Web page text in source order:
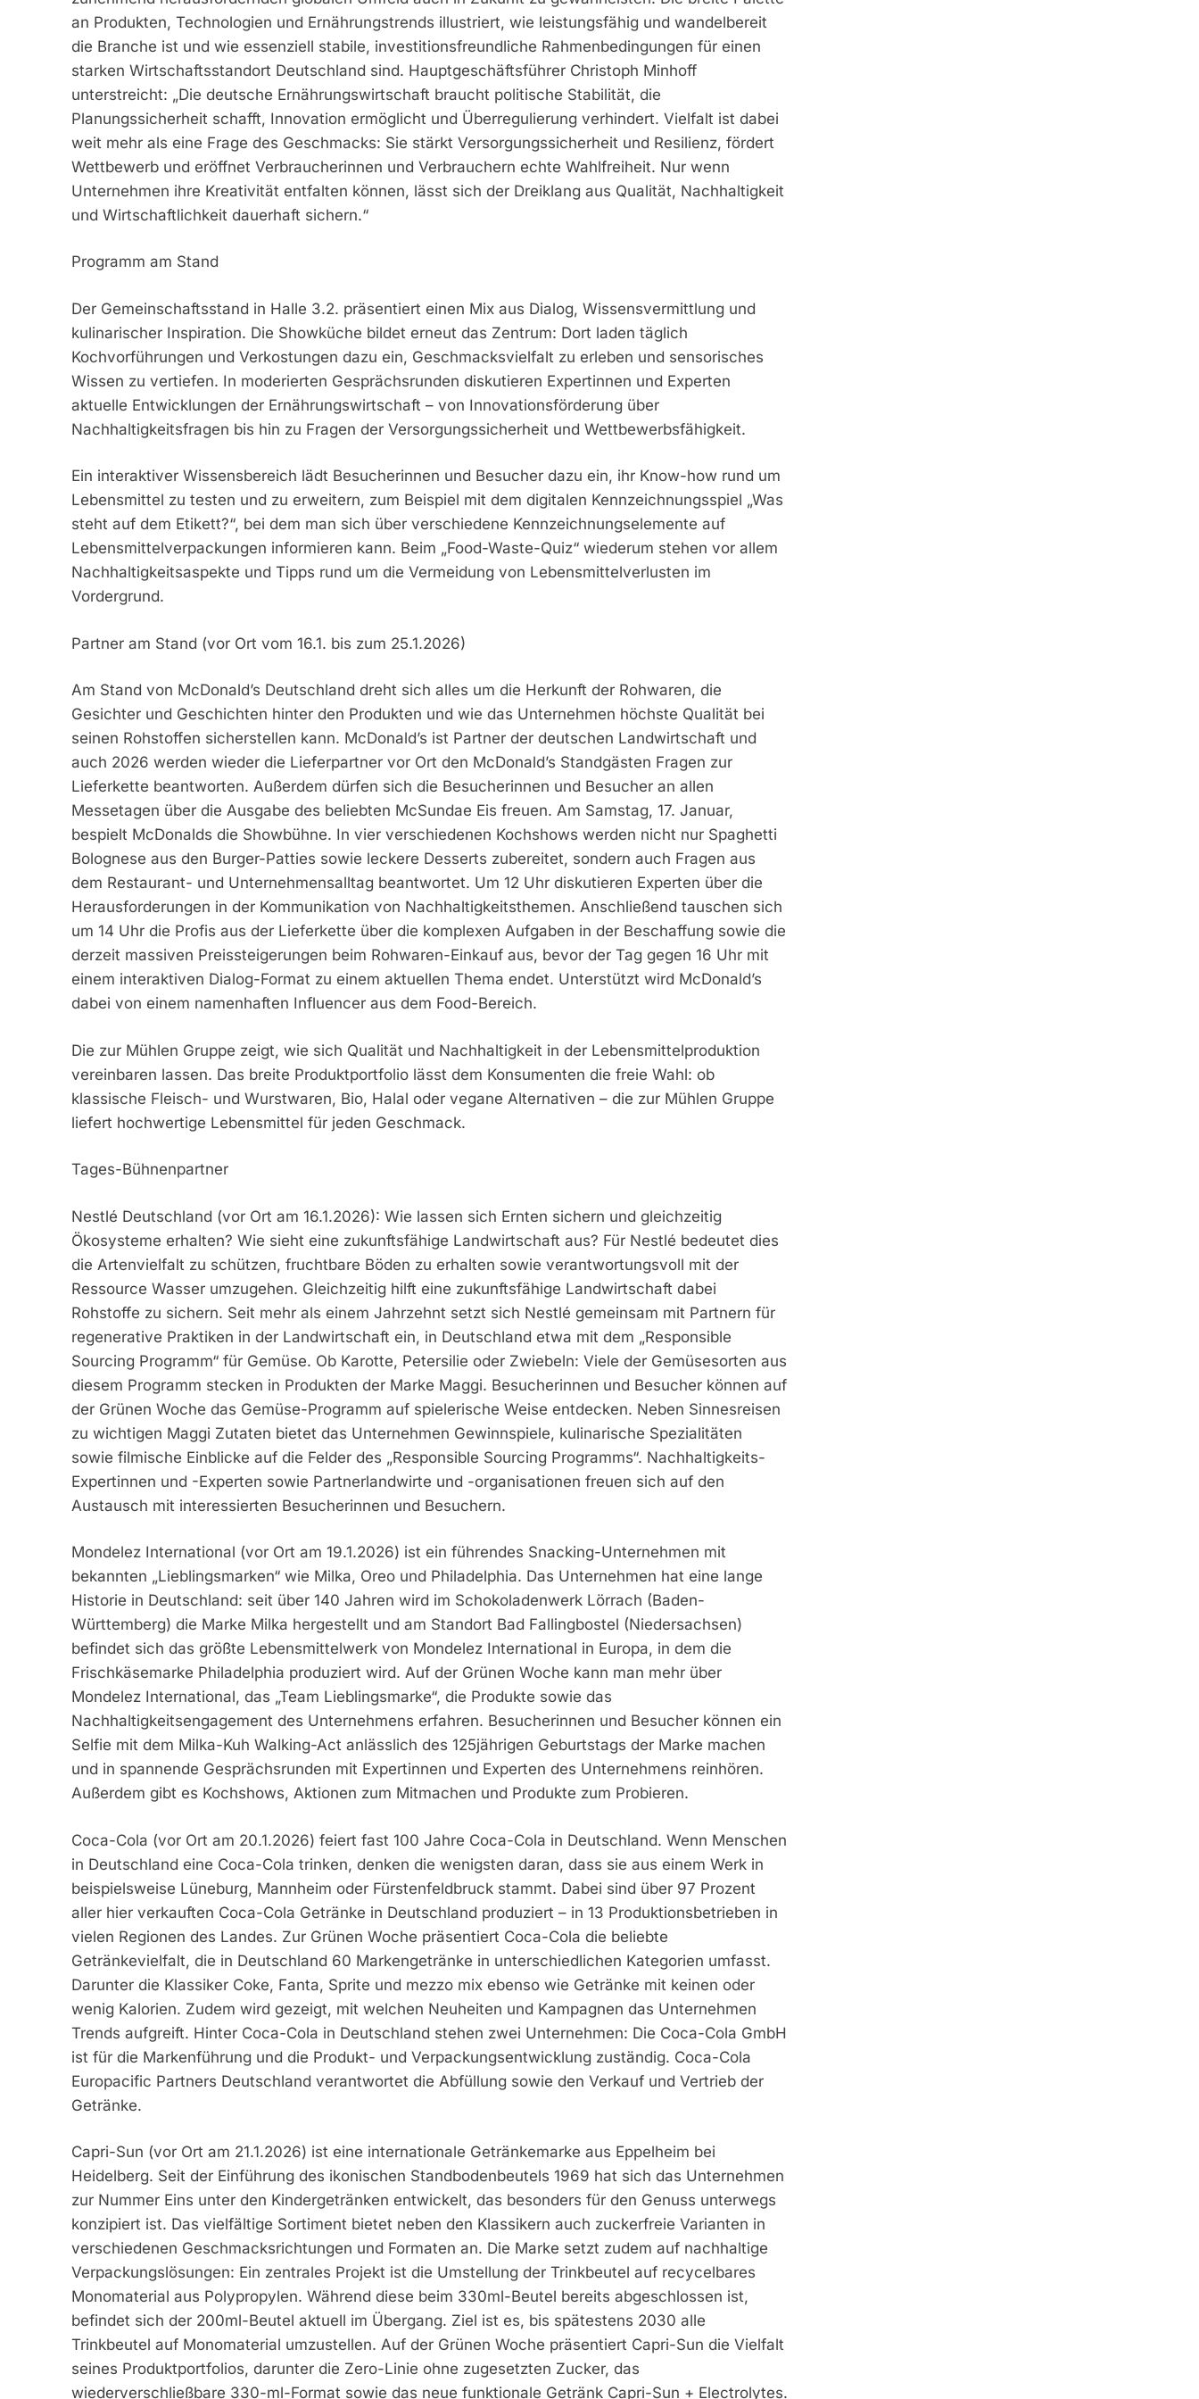
an Produkten, Technologien und Ernährungstrends illustriert, wie leistungsfähig und wandelbereit
die Branche ist und wie essenziell stabile, investitionsfreundliche Rahmenbedingungen für einen
starken Wirtschaftsstandort Deutschland sind. Hauptgeschäftsführer Christoph Minhoff
unterstreicht: „Die deutsche Ernährungswirtschaft braucht politische Stabilität, die
Planungssicherheit schafft, Innovation ermöglicht und Überregulierung verhindert. Vielfalt ist dabei
weit mehr als eine Frage des Geschmacks: Sie stärkt Versorgungssicherheit und Resilienz, fördert
Wettbewerb und eröffnet Verbraucherinnen und Verbrauchern echte Wahlfreiheit. Nur wenn
Unternehmen ihre Kreativität entfalten können, lässt sich der Dreiklang aus Qualität, Nachhaltigkeit
und Wirtschaftlichkeit dauerhaft sichern.“
Programm am Stand
Der Gemeinschaftsstand in Halle 3.2. präsentiert einen Mix aus Dialog, Wissensvermittlung und
kulinarischer Inspiration. Die Showküche bildet erneut das Zentrum: Dort laden täglich
Kochvorführungen und Verkostungen dazu ein, Geschmacksvielfalt zu erleben und sensorisches
Wissen zu vertiefen. In moderierten Gesprächsrunden diskutieren Expertinnen und Experten
aktuelle Entwicklungen der Ernährungswirtschaft – von Innovationsförderung über
Nachhaltigkeitsfragen bis hin zu Fragen der Versorgungssicherheit und Wettbewerbsfähigkeit.
Ein interaktiver Wissensbereich lädt Besucherinnen und Besucher dazu ein, ihr Know-how rund um
Lebensmittel zu testen und zu erweitern, zum Beispiel mit dem digitalen Kennzeichnungsspiel „Was
steht auf dem Etikett?“, bei dem man sich über verschiedene Kennzeichnungselemente auf
Lebensmittelverpackungen informieren kann. Beim „Food-Waste-Quiz“ wiederum stehen vor allem
Nachhaltigkeitsaspekte und Tipps rund um die Vermeidung von Lebensmittelverlusten im
Vordergrund.
Partner am Stand (vor Ort vom 16.1. bis zum 25.1.2026)
Am Stand von McDonald’s Deutschland dreht sich alles um die Herkunft der Rohwaren, die
Gesichter und Geschichten hinter den Produkten und wie das Unternehmen höchste Qualität bei
seinen Rohstoffen sicherstellen kann. McDonald’s ist Partner der deutschen Landwirtschaft und
auch 2026 werden wieder die Lieferpartner vor Ort den McDonald’s Standgästen Fragen zur
Lieferkette beantworten. Außerdem dürfen sich die Besucherinnen und Besucher an allen
Messetagen über die Ausgabe des beliebten McSundae Eis freuen. Am Samstag, 17. Januar,
bespielt McDonalds die Showbühne. In vier verschiedenen Kochshows werden nicht nur Spaghetti
Bolognese aus den Burger-Patties sowie leckere Desserts zubereitet, sondern auch Fragen aus
dem Restaurant- und Unternehmensalltag beantwortet. Um 12 Uhr diskutieren Experten über die
Herausforderungen in der Kommunikation von Nachhaltigkeitsthemen. Anschließend tauschen sich
um 14 Uhr die Profis aus der Lieferkette über die komplexen Aufgaben in der Beschaffung sowie die
derzeit massiven Preissteigerungen beim Rohwaren-Einkauf aus, bevor der Tag gegen 16 Uhr mit
einem interaktiven Dialog-Format zu einem aktuellen Thema endet. Unterstützt wird McDonald’s
dabei von einem namenhaften Influencer aus dem Food-Bereich.
Die zur Mühlen Gruppe zeigt, wie sich Qualität und Nachhaltigkeit in der Lebensmittelproduktion
vereinbaren lassen. Das breite Produktportfolio lässt dem Konsumenten die freie Wahl: ob
klassische Fleisch- und Wurstwaren, Bio, Halal oder vegane Alternativen – die zur Mühlen Gruppe
liefert hochwertige Lebensmittel für jeden Geschmack.
Tages-Bühnenpartner
Nestlé Deutschland (vor Ort am 16.1.2026): Wie lassen sich Ernten sichern und gleichzeitig
Ökosysteme erhalten? Wie sieht eine zukunftsfähige Landwirtschaft aus? Für Nestlé bedeutet dies
die Artenvielfalt zu schützen, fruchtbare Böden zu erhalten sowie verantwortungsvoll mit der
Ressource Wasser umzugehen. Gleichzeitig hilft eine zukunftsfähige Landwirtschaft dabei
Rohstoffe zu sichern. Seit mehr als einem Jahrzehnt setzt sich Nestlé gemeinsam mit Partnern für
regenerative Praktiken in der Landwirtschaft ein, in Deutschland etwa mit dem „Responsible
Sourcing Programm“ für Gemüse. Ob Karotte, Petersilie oder Zwiebeln: Viele der Gemüsesorten aus
diesem Programm stecken in Produkten der Marke Maggi. Besucherinnen und Besucher können auf
der Grünen Woche das Gemüse-Programm auf spielerische Weise entdecken. Neben Sinnesreisen
zu wichtigen Maggi Zutaten bietet das Unternehmen Gewinnspiele, kulinarische Spezialitäten
sowie filmische Einblicke auf die Felder des „Responsible Sourcing Programms“. Nachhaltigkeits-
Expertinnen und -Experten sowie Partnerlandwirte und -organisationen freuen sich auf den
Austausch mit interessierten Besucherinnen und Besuchern.
Mondelez International (vor Ort am 19.1.2026) ist ein führendes Snacking-Unternehmen mit
bekannten „Lieblingsmarken“ wie Milka, Oreo und Philadelphia. Das Unternehmen hat eine lange
Historie in Deutschland: seit über 140 Jahren wird im Schokoladenwerk Lörrach (Baden-
Württemberg) die Marke Milka hergestellt und am Standort Bad Fallingbostel (Niedersachsen)
befindet sich das größte Lebensmittelwerk von Mondelez International in Europa, in dem die
Frischkäsemarke Philadelphia produziert wird. Auf der Grünen Woche kann man mehr über
Mondelez International, das „Team Lieblingsmarke“, die Produkte sowie das
Nachhaltigkeitsengagement des Unternehmens erfahren. Besucherinnen und Besucher können ein
Selfie mit dem Milka-Kuh Walking-Act anlässlich des 125jährigen Geburtstags der Marke machen
und in spannende Gesprächsrunden mit Expertinnen und Experten des Unternehmens reinhören.
Außerdem gibt es Kochshows, Aktionen zum Mitmachen und Produkte zum Probieren.
Coca-Cola (vor Ort am 20.1.2026) feiert fast 100 Jahre Coca-Cola in Deutschland. Wenn Menschen
in Deutschland eine Coca-Cola trinken, denken die wenigsten daran, dass sie aus einem Werk in
beispielsweise Lüneburg, Mannheim oder Fürstenfeldbruck stammt. Dabei sind über 97 Prozent
aller hier verkauften Coca-Cola Getränke in Deutschland produziert – in 13 Produktionsbetrieben in
vielen Regionen des Landes. Zur Grünen Woche präsentiert Coca-Cola die beliebte
Getränkevielfalt, die in Deutschland 60 Markengetränke in unterschiedlichen Kategorien umfasst.
Darunter die Klassiker Coke, Fanta, Sprite und mezzo mix ebenso wie Getränke mit keinen oder
wenig Kalorien. Zudem wird gezeigt, mit welchen Neuheiten und Kampagnen das Unternehmen
Trends aufgreift. Hinter Coca-Cola in Deutschland stehen zwei Unternehmen: Die Coca-Cola GmbH
ist für die Markenführung und die Produkt- und Verpackungsentwicklung zuständig. Coca-Cola
Europacific Partners Deutschland verantwortet die Abfüllung sowie den Verkauf und Vertrieb der
Getränke.
Capri-Sun (vor Ort am 21.1.2026) ist eine internationale Getränkemarke aus Eppelheim bei
Heidelberg. Seit der Einführung des ikonischen Standbodenbeutels 1969 hat sich das Unternehmen
zur Nummer Eins unter den Kindergetränken entwickelt, das besonders für den Genuss unterwegs
konzipiert ist. Das vielfältige Sortiment bietet neben den Klassikern auch zuckerfreie Varianten in
verschiedenen Geschmacksrichtungen und Formaten an. Die Marke setzt zudem auf nachhaltige
Verpackungslösungen: Ein zentrales Projekt ist die Umstellung der Trinkbeutel auf recycelbares
Monomaterial aus Polypropylen. Während diese beim 330ml-Beutel bereits abgeschlossen ist,
befindet sich der 200ml-Beutel aktuell im Übergang. Ziel ist es, bis spätestens 2030 alle
Trinkbeutel auf Monomaterial umzustellen. Auf der Grünen Woche präsentiert Capri-Sun die Vielfalt
seines Produktportfolios, darunter die Zero-Linie ohne zugesetzten Zucker, das
wiederverschließbare 330-ml-Format sowie das neue funktionale Getränk Capri-Sun + Electrolytes.